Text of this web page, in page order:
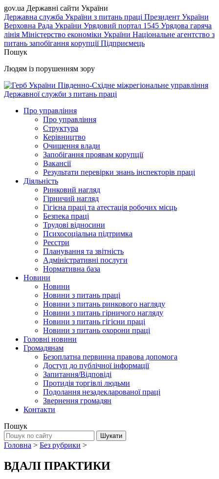
gov.ua Державні сайти України
Державна служба України з питань праці Президент України
Верховна Рада України Урядовий портал 1545 Урядова гаряча
лінія Міністерство економіки України Національне агентство з
питань запобігання корупціїПідприємець
Пошук
Людям із порушенням зору
Південно-Східне міжрегіональне управління
Державної служби з питань праці
Про управління
Про управління
Структура
Керівництво
Очищення влади
Запобігання проявам корупції
Вакансії
Результати перевірки знань інспекторів праці
Діяльність
Ринковий нагляд
Гірничий нагляд
Гігієна праці та атестація робочих місць
Безпека праці
Трудові відносини
Психосоціальна підтримка
Реєстри
Планування та звітність
Адміністративні послуги
Нормативна база
Новини
Новини
Новини з питань праці
Новини з питань ринкового нагляду
Новини з питань гірничого нагляду
Новини з питань гігієни праці
Новини з питань охорони праці
Головні новини
Громадянам
Безоплатна первинна правова допомога
Доступ до публічної інформації
Запитання/Відповіді
Протидія торгівлі людьми
Подолання незадекларованої праці
Звернення громадян
Контакти
Пошук
Головна > Без рубрики >
ВДАЛІ ПРАКТИКИ